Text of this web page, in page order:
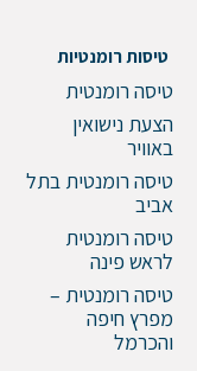
טיסות רומנטיות
טיסה רומנטית
הצעת נישואין
באוויר
טיסה רומנטית בתל
אביב
טיסה רומנטית
לראש פינה
טיסה רומנטית –
מפרץ חיפה
והכרמל